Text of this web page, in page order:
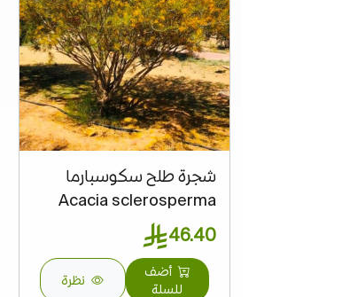
شجرة طلح سكوسبارما
Acacia sclerosperma
46.40
أضف
للسلة
نظرة